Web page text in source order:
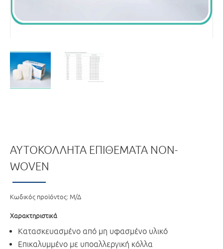
ΑΥΤΟΚΌΛΛΗΤΑ ΕΠΙΘΈΜΑΤΑ NON-
WOVEN
Κωδικός προϊόντος: Μ/Δ
Χαρακτηριστικά
Κατασκευασμένο από μη υφασμένο υλικό
Επικαλυμμένο με υποαλλεργική κόλλα